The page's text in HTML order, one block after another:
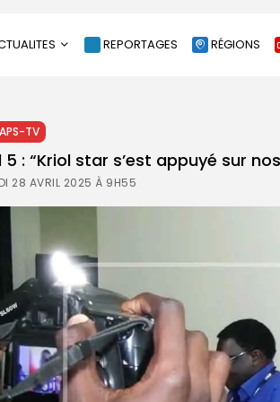
REPORTAGES RÉGIONS
APS-TV
5 : “Kriol star s’est appuyé sur
28 AVRIL 2025 À 9H55